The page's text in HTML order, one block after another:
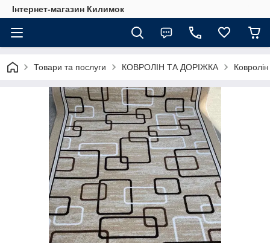
Інтернет-магазин Килимок
Товари та послуги КОВРОЛІН ТА ДОРІЖКА